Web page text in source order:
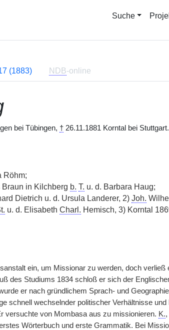
Suche
(1883) NDB-online
bei Tübingen, †26.11.1881 Korntal bei Stuttgart.
Röhm;
in Kilchberg b. T. u. d. Barbara Haug;
Dietrich u. d. Ursula Landerer, 2) Joh.
u. d. Elisabeth Charl. Hemisch, 3) Korntal
ein, um Missionar zu werden, doch verließ
des Studiums 1834 schloß er sich der
er nach gründlichem Sprach- und
schnell wechselnder politischer Verhältnisse und
versuchte von Mombasa aus zu missionieren. K.
Wörterbuch und erste Grammatik. Bei